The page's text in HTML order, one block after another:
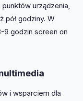
urządzenia,
pół godziny. W
9 godzin screen on
i wsparciem dla